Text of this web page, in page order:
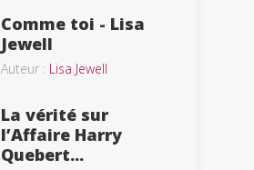
Comme toi - Lisa
Jewell
Auteur : Lisa Jewell
La vérité sur
l’Affaire Harry
Quebert...